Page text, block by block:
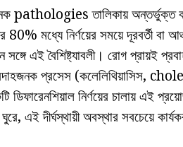
pathologies তালিকায় অন্তর্ভুক্ত
80% মধ্যে নির্ণয়ের সময়ে দূরবর্তী
এই বৈশিষ্ট্যাবলী। রোগ প্রায়ই
প্রসেস (কলেলিথিয়াসিস,
নির্ণয়ের চালায় এই
এই দীর্ঘস্থায়ী অবস্থার সবচেয়ে